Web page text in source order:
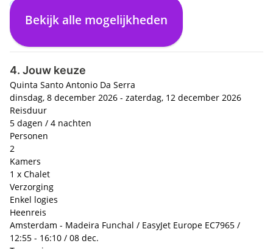
Enkel logies
€ 0,- p.p.
Bekijk alle mogelijkheden
4. Jouw keuze
Quinta Santo Antonio Da Serra
dinsdag, 8 december 2026 - zaterdag, 12 december 2026
Reisduur
5 dagen / 4 nachten
Personen
2
Kamers
1 x Chalet
Verzorging
Enkel logies
Heenreis
Amsterdam - Madeira Funchal / EasyJet Europe EC7965 /
12:55 - 16:10 / 08 dec.